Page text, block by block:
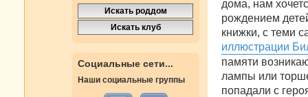
Социальные сети...
Наши социальные группы
щ
е
и
е
дома, нам
рождением
книжки, с теми
иллюстрации
памяти
лампы или
попадали с